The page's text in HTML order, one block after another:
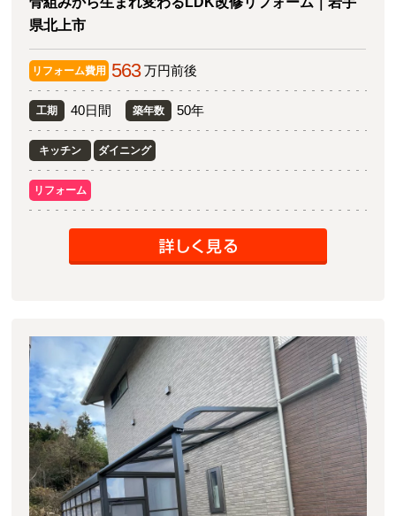
県北上市
リフォーム費用 563 万円前後
工期 40日間 築年数 50年
キッチン ダイニング
リフォーム